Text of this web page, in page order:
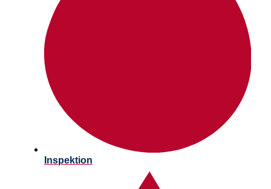
Inspektion